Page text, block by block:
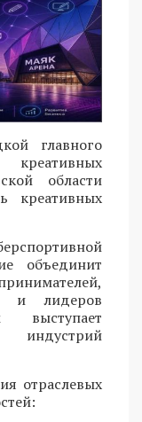
главного
области
креативных
объединит
и лидеров
выступает
индустрий
отраслевых